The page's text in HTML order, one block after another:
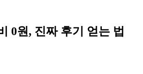
0원, 진짜 후기 얻는 법